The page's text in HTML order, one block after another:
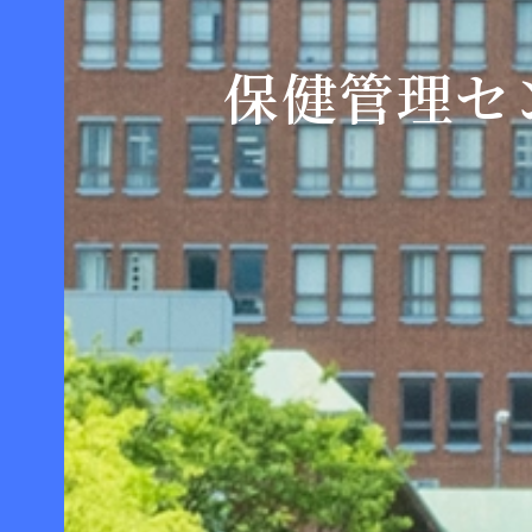
保健管理セ